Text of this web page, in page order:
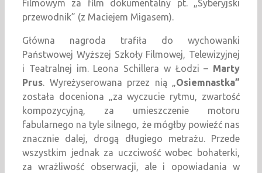
Filmowym za film dokumentalny pt. „Syberyjski
przewodnik” (z Maciejem Migasem).
Główna nagroda trafiła do wychowanki
Państwowej Wyższej Szkoły Filmowej, Telewizyjnej
i Teatralnej im. Leona Schillera w Łodzi – Marty
Prus. Wyreżyserowana przez nią „Osiemnastka”
została doceniona „za wyczucie rytmu, zwartość
kompozycyjną, za umieszczenie motoru
fabularnego na tyle silnego, że mógłby powieźć nas
znacznie dalej, drogą długiego metrażu. Przede
wszystkim jednak za uczciwość wobec bohaterki,
za wrażliwość obserwacji, ale i opowiadania w